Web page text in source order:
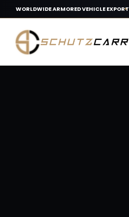
WORLDWIDE ARMORED VEHICLE EXPORT